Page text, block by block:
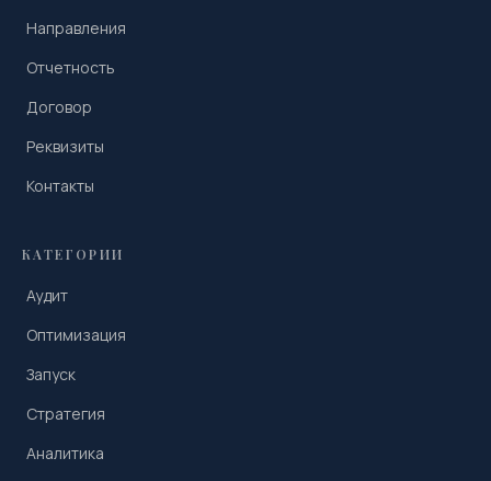
Направления
Отчетность
Договор
Реквизиты
Контакты
КАТЕГОРИИ
Аудит
Оптимизация
Запуск
Стратегия
Аналитика